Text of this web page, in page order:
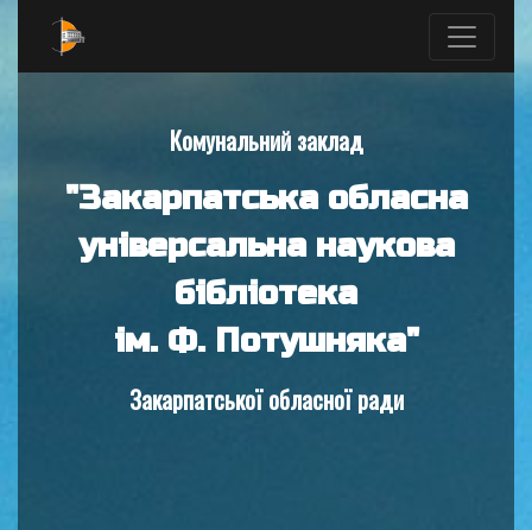
Комунальний заклад
"Закарпатська обласна
універсальна наукова
бібліотека
ім. Ф. Потушняка"
Закарпатської обласної ради